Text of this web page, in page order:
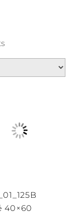
40×60